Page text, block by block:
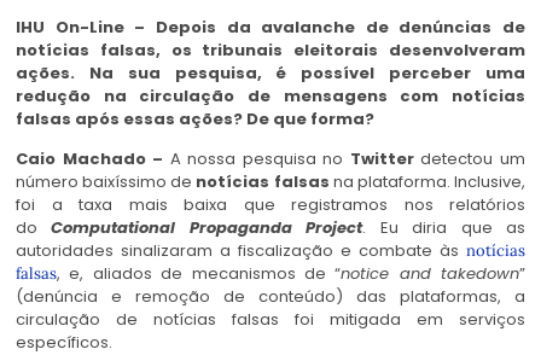
IHU On-Line – Depois da avalanche de denúncias de
notícias falsas, os tribunais eleitorais desenvolveram
ações. Na sua pesquisa, é possível perceber uma
redução na circulação de mensagens com notícias
falsas após essas ações? De que forma?
Caio Machado – A nossa pesquisa no Twitterdetectou um
número baixíssimo de notícias falsas na plataforma. Inclusive,
foi a taxa mais baixa que registramos nos relatórios
doComputational Propaganda Project. Eu diria que as
autoridades sinalizaram a fiscalização e combate às notícias
falsas, e, aliados de mecanismos de “notice and takedown”
(denúncia e remoção de conteúdo) das plataformas, a
circulação de notícias falsas foi mitigada em serviços
específicos.